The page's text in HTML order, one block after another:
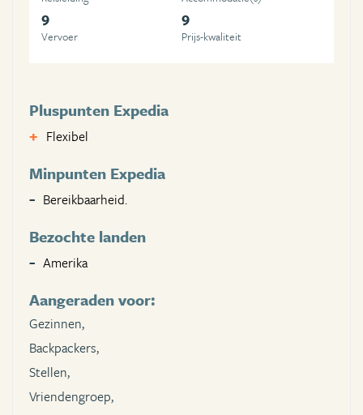
9
Vervoer
9
Prijs-kwaliteit
Pluspunten Expedia
Flexibel
Minpunten Expedia
Bereikbaarheid.
Bezochte landen
Amerika
Aangeraden voor:
Gezinnen,
Backpackers,
Stellen,
Vriendengroep,